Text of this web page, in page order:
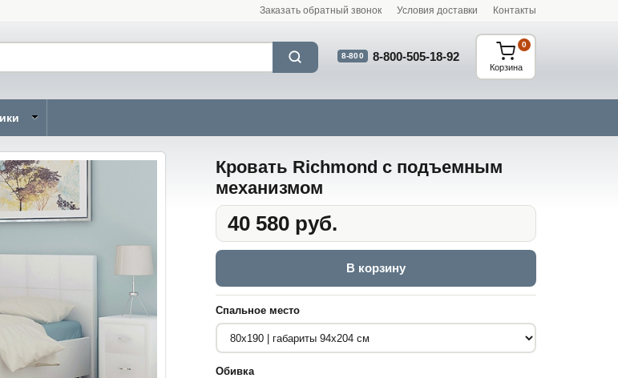
Заказать обратный звонок Условия доставки Контакты
8-800 8-800-505-18-92
Корзина
0
Кровать Richmond с подъемным
механизмом
40 580 руб.
В корзину
Спальное место
Обивка